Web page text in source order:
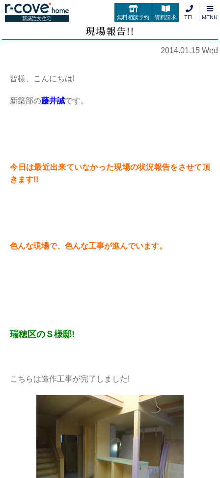
新築注文住宅 無料相談予約 資料請求 TEL MENU
現場報告!!
2014.01.15 Wed
皆様、こんにちは!
新築部の藤井誠です。
今日は最近出来ていなかった現場の状況報告をさせて頂
きます!!
色んな現場で、色んな工事が進んでいます。
瑞穂区のＳ様邸!
こちらは造作工事が完了しました!